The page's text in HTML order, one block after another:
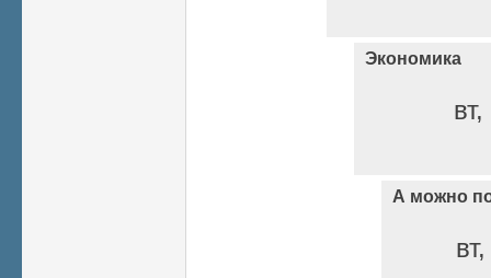
Экономика
А можно